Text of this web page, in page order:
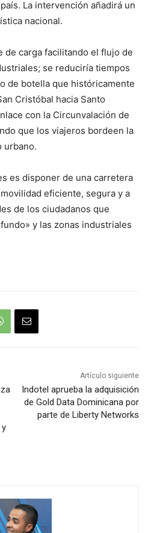
La intervención añadirá un
nacional.
de carga facilitando el flujo de
se reduciría tiempos
de botella que históricamente
Cristóbal hacia Santo
con la Circunvalación de
que los viajeros bordeen la
urbano.
es disponer de una carretera
eficiente, segura y a
de los ciudadanos que
y las zonas industriales
Artículo siguiente
Indotel aprueba la adquisición
de Gold Data Dominicana por
parte de Liberty Networks